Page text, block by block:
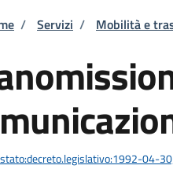
di
/ Servizi / Mobilità e
04-